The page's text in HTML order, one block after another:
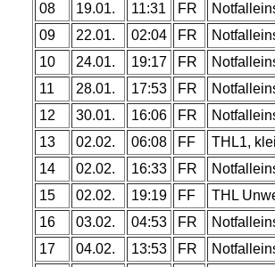
08
19.01. 11:31 FR
09
22.01. 02:04 FR
10
24.01. 19:17 FR
11
28.01. 17:53 FR
12
30.01. 16:06 FR
13
02.02. 06:08 FF
THL1,
14
02.02. 16:33 FR
15
02.02. 19:19 FF
THL
16
03.02. 04:53 FR
17
04.02. 13:53 FR